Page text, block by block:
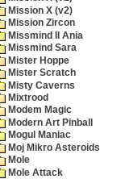
Mission X (v2)
Mission Zircon
Missmind II Ania
Missmind Sara
Mister Hoppe
Mister Scratch
Misty Caverns
Mixtrood
Modem Magic
Modern Art Pinball
Mogul Maniac
Moj Mikro Asteroids
Mole
Mole Attack